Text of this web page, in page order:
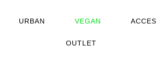
URBAN VEGAN
OUTLET